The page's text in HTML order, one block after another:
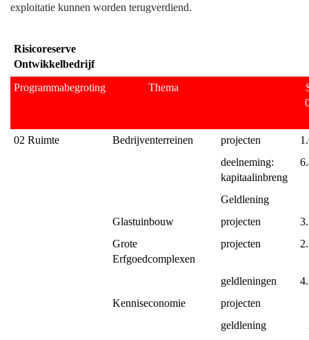
exploitatie kunnen worden terugverdiend.
Risicoreserve
Ontwikkelbedrijf
Programmabegroting
Thema
02 Ruimte
Bedrijventerreinen projecten
deelneming:
kapitaalinbreng
Geldlening
Glastuinbouw
projecten
Grote
Erfgoedcomplexen
projecten
geldleningen
Kenniseconomie
projecten
geldlening